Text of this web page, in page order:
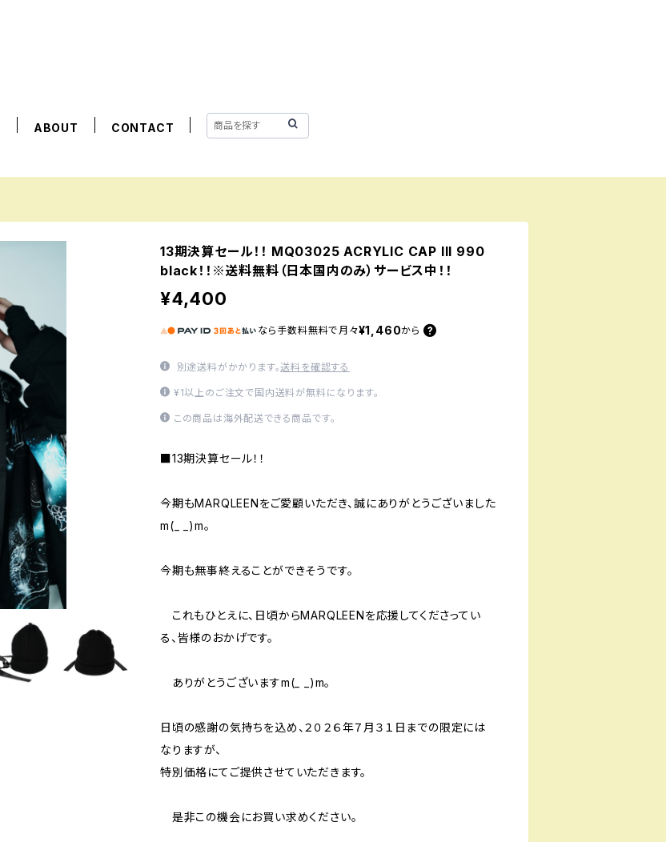
ABOUT CONTACT
13期決算セール！！ MQ03025 ACRYLIC CAP III 990
black！！※送料無料（日本国内のみ）サービス中！！
¥4,400
なら 手数料無料で 月々¥1,460から
別途送料がかかります。送料を確認する
¥1以上のご注文で国内送料が無料になります。
この商品は海外配送できる商品です。
■13期決算セール！！
今期もMARQLEENをご愛顧いただき、誠にありがとうございました
m(_ _)m。
今期も無事終えることができそうです。
これもひとえに、日頃からMARQLEENを応援してくださってい
る、皆様のおかげです。
ありがとうございますm(_ _)m。
日頃の感謝の気持ちを込め、２０２６年７月３１日までの限定には
なりますが、
特別価格にてご提供させていただきます。
是非この機会にお買い求めください。